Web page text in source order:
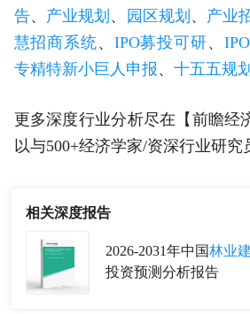
告、 产业规划 、 园区规划 、 产业
慧招商系统、 IPO募投可研、
专精特新小巨人申报、 十五五规划
更多深度行业分析尽在【前瞻经
以与500+经济学家/资深行业研究
相关深度报告
2026-2031年中国林业
投资预测分析报告